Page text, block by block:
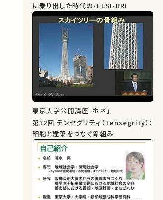
に乗り出した時代の-ELSI-RRI
東京大学公開講座「ホネ」
第12回 テンセグリティ（Tensegrity）：
細胞と建築をつなぐ骨組み